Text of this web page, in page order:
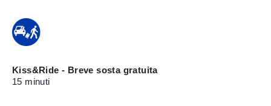
Kiss&Ride - Breve sosta gratuita
15 minuti